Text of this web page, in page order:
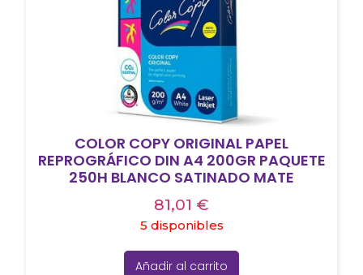
COLOR COPY ORIGINAL PAPEL
REPROGRÁFICO DIN A4 200GR PAQUETE
250H BLANCO SATINADO MATE
81,01 €
5 disponibles
Añadir al carrito